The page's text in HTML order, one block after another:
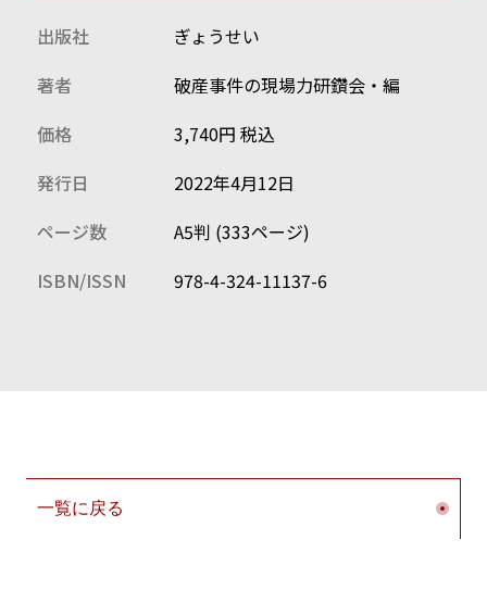
配当／廃止／破産手続終了後の業務
免責制度の概要／非免責債権／破産管財人による免責調
出版社
ぎょうせい
著者
破産事件の現場力研鑽会・編
価格
3,740円 税込
発行日
2022年4月12日
ページ数
A5判 (333ページ)
ISBN/ISSN
978-4-324-11137-6
一覧に戻る